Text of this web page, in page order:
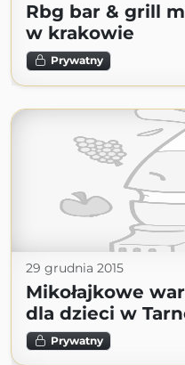
Rbg bar & grill
w krakowie
Prywatny
29 grudnia 2015
Mikołajkowe
dla dzieci w
Prywatny